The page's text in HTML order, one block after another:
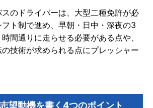
のドライバーは、大型二種免許が必
ト制で進め、早朝・日中・深夜の3
間通りに走らせる必要がある点や、
技術が求められる点にプレッシャー
望動機を書く4つのポイント